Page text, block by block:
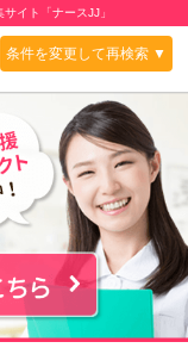
イト「ナースJJ」
条件を変更して再検索 ▼